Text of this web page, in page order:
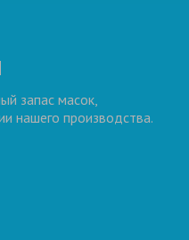
запас масок,
нашего производства.